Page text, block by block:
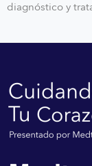
diagnóstico y